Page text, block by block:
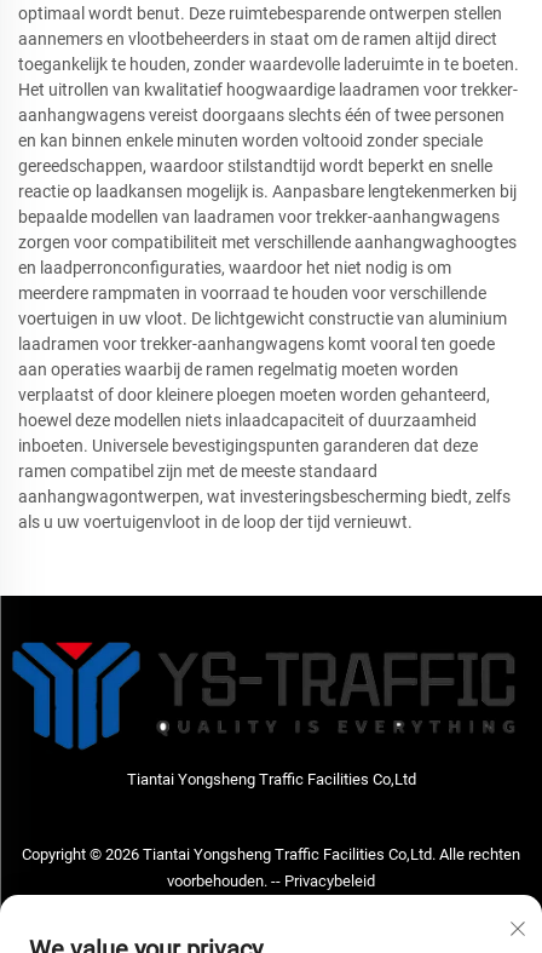
optimaal wordt benut. Deze ruimtebesparende ontwerpen stellen
aannemers en vlootbeheerders in staat om de ramen altijd direct
toegankelijk te houden, zonder waardevolle laderuimte in te boeten.
Het uitrollen van kwalitatief hoogwaardige laadramen voor trekker-
aanhangwagens vereist doorgaans slechts één of twee personen
en kan binnen enkele minuten worden voltooid zonder speciale
gereedschappen, waardoor stilstandtijd wordt beperkt en snelle
reactie op laadkansen mogelijk is. Aanpasbare lengtekenmerken bij
bepaalde modellen van laadramen voor trekker-aanhangwagens
zorgen voor compatibiliteit met verschillende aanhangwaghoogtes
en laadperronconfiguraties, waardoor het niet nodig is om
meerdere rampmaten in voorraad te houden voor verschillende
voertuigen in uw vloot. De lichtgewicht constructie van aluminium
laadramen voor trekker-aanhangwagens komt vooral ten goede
aan operaties waarbij de ramen regelmatig moeten worden
verplaatst of door kleinere ploegen moeten worden gehanteerd,
hoewel deze modellen niets inlaadcapaciteit of duurzaamheid
inboeten. Universele bevestigingspunten garanderen dat deze
ramen compatibel zijn met de meeste standaard
aanhangwagontwerpen, wat investeringsbescherming biedt, zelfs
als u uw voertuigenvloot in de loop der tijd vernieuwt.
Tiantai Yongsheng Traffic Facilities Co,Ltd
Copyright © 2026 Tiantai Yongsheng Traffic Facilities Co,Ltd. Alle rechten
voorbehouden. -- Privacybeleid